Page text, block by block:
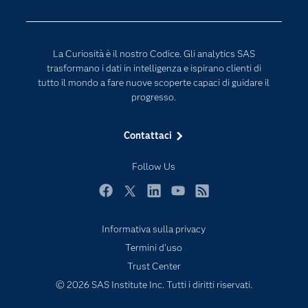
La Curiosità è il nostro Codice. Gli analytics SAS
trasformano i dati in intelligenza e ispirano clienti di
tutto il mondo a fare nuove scoperte capaci di guidare il
progresso.
Contattaci
Follow Us
La nostra azienda
My SAS
Opportunità di lavoro
Prova / Acquista
Sei uno studente?
Settori di Mercato
Soluzioni
Intelligenza Artificiale
Informativa sulla privacy
Termini d'uso
Trust Center
© 2026 SAS Institute Inc. Tutti i diritti riservati.